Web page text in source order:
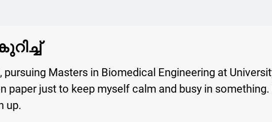
pursuing Masters in Biomedical Engineering at
paper just to keep myself calm and busy in
up.